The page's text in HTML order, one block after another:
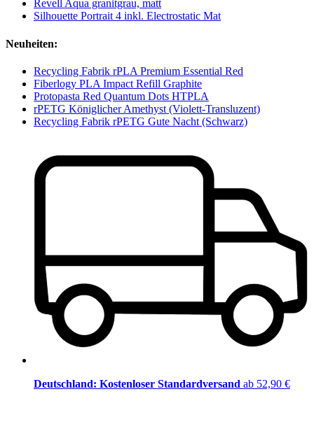
Revell Aqua granitgrau, matt
Silhouette Portrait 4 inkl. Electrostatic Mat
Neuheiten:
Recycling Fabrik rPLA Premium Essential Red
Fiberlogy PLA Impact Refill Graphite
Protopasta Red Quantum Dots HTPLA
rPETG Königlicher Amethyst (Violett-Transluzent)
Recycling Fabrik rPETG Gute Nacht (Schwarz)
Deutschland: Kostenloser Standardversand ab 52,90 €